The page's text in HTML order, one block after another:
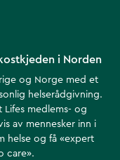
i Norden
og Norge med et
helserådgivning.
Lifes medlems- og
av mennesker inn i
helse ​​og få «expert
care».